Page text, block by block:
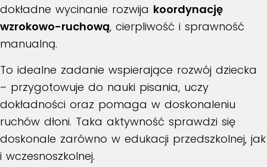
dokładne wycinanie rozwija koordynację
wzrokowo-ruchową, cierpliwość i sprawność
manualną.
To idealne zadanie wspierające rozwój dziecka
– przygotowuje do nauki pisania, uczy
dokładności oraz pomaga w doskonaleniu
ruchów dłoni. Taka aktywność sprawdzi się
doskonale zarówno w edukacji przedszkolnej, jak
i wczesnoszkolnej.